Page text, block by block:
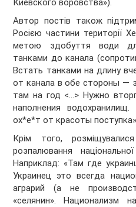
Киевского воровства»).
Автор постів також
Росією частини території
метою здобуття води
танками до канала
Встать танками на длину
от канала в обе стороны —
там на год <…> Нужно
наполнения
ох*е*т от красоты
Крім того,
розпалювання
Наприклад: «Там где
Украинец это всегда
аграрий (а не
«селянин». Национализм